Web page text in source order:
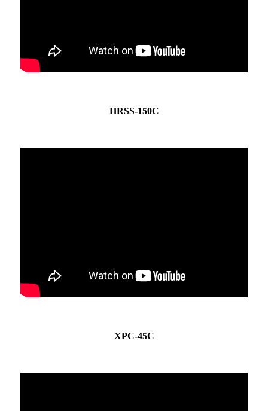
HRSS-150C
ХРС-45С